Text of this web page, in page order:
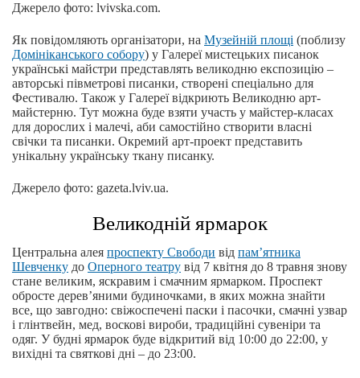
Джерело фото: lvivska.com.
Як повідомляють організатори, на Музейній площі (поблизу
Домініканського собору) у Галереї мистецьких писанок
українські майстри представлять великодню експозицію –
авторські півметрові писанки, створені спеціально для
Фестивалю. Також у Галереї відкриють Великодню арт-
майстерню. Тут можна буде взяти участь у майстер-класах
для дорослих і малечі, аби самостійно створити власні
свічки та писанки. Окремий арт-проект представить
унікальну українську ткану писанку.
Джерело фото: gazeta.lviv.ua.
Великодній ярмарок
Центральна алея проспекту Свободи від пам’ятника
Шевченку до Оперного театру від 7 квітня до 8 травня знову
стане великим, яскравим і смачним ярмарком. Проспект
обросте дерев’яними будиночками, в яких можна знайти
все, що завгодно: свіжоспечені паски і пасочки, смачні узвар
і глінтвейн, мед, воскові вироби, традиційні сувеніри та
одяг. У будні ярмарок буде відкритий від 10:00 до 22:00, у
вихідні та святкові дні – до 23:00.